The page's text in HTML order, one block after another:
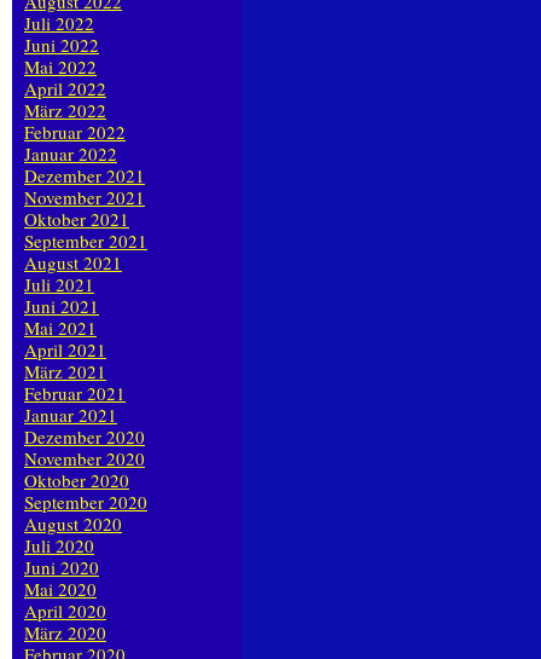
Juli 2022
Juni 2022
Mai 2022
April 2022
März 2022
Februar 2022
Januar 2022
Dezember 2021
November 2021
Oktober 2021
September 2021
August 2021
Juli 2021
Juni 2021
Mai 2021
April 2021
März 2021
Februar 2021
Januar 2021
Dezember 2020
November 2020
Oktober 2020
September 2020
August 2020
Juli 2020
Juni 2020
Mai 2020
April 2020
März 2020
Februar 2020